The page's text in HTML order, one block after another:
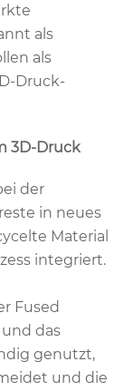
als
als
Druck-
3D-Druck
der
in neues
Material
integriert.
Fused
das
genutzt,
und die